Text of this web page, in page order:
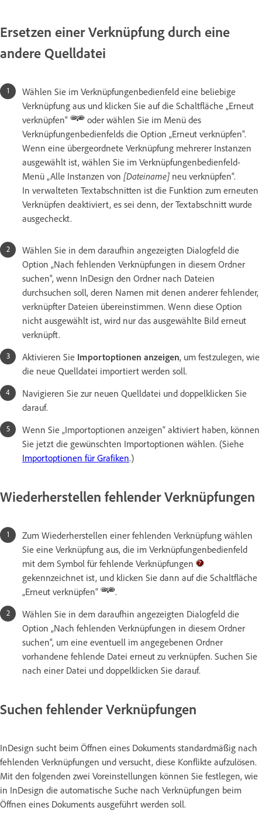
Ersetzen einer Verknüpfung durch eine
andere Quelldatei
Wählen Sie im Verknüpfungenbedienfeld eine beliebige
Verknüpfung aus und klicken Sie auf die Schaltfläche „Erneut
verknüpfen“
oder wählen Sie im Menü des
Verknüpfungenbedienfelds die Option „Erneut verknüpfen“.
Wenn eine übergeordnete Verknüpfung mehrerer Instanzen
ausgewählt ist, wählen Sie im Verknüpfungenbedienfeld-
Menü „Alle Instanzen von [Dateiname] neu verknüpfen“.
In verwalteten Textabschnitten ist die Funktion zum erneuten
Verknüpfen deaktiviert, es sei denn, der Textabschnitt wurde
ausgecheckt.
Wählen Sie in dem daraufhin angezeigten Dialogfeld die
Option „Nach fehlenden Verknüpfungen in diesem Ordner
suchen“, wenn InDesign den Ordner nach Dateien
durchsuchen soll, deren Namen mit denen anderer fehlender,
verknüpfter Dateien übereinstimmen. Wenn diese Option
nicht ausgewählt ist, wird nur das ausgewählte Bild erneut
verknüpft.
Aktivieren Sie Importoptionen anzeigen, um festzulegen, wie
die neue Quelldatei importiert werden soll.
Navigieren Sie zur neuen Quelldatei und doppelklicken Sie
darauf.
Wenn Sie „Importoptionen anzeigen“ aktiviert haben, können
Sie jetzt die gewünschten Importoptionen wählen. (Siehe
Importoptionen für Grafiken.)
Wiederherstellen fehlender Verknüpfungen
Zum Wiederherstellen einer fehlenden Verknüpfung wählen
Sie eine Verknüpfung aus, die im Verknüpfungenbedienfeld
mit dem Symbol für fehlende Verknüpfungen
gekennzeichnet ist, und klicken Sie dann auf die Schaltfläche
„Erneut verknüpfen“
.
Wählen Sie in dem daraufhin angezeigten Dialogfeld die
Option „Nach fehlenden Verknüpfungen in diesem Ordner
suchen“, um eine eventuell im angegebenen Ordner
vorhandene fehlende Datei erneut zu verknüpfen. Suchen Sie
nach einer Datei und doppelklicken Sie darauf.
Suchen fehlender Verknüpfungen
InDesign sucht beim Öffnen eines Dokuments standardmäßig nach
fehlenden Verknüpfungen und versucht, diese Konflikte aufzulösen.
Mit den folgenden zwei Voreinstellungen können Sie festlegen, wie
in InDesign die automatische Suche nach Verknüpfungen beim
Öffnen eines Dokuments ausgeführt werden soll.